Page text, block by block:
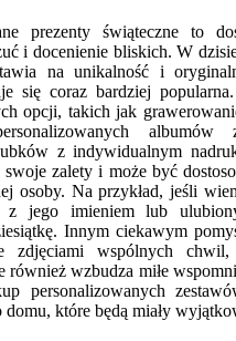
prezenty świąteczne to
i docenienie bliskich. W
na unikalność i
się coraz bardziej
opcji, takich jak
z indywidualnym
swoje zalety i może być
osoby. Na przykład, jeśli
z jego imieniem lub
Innym ciekawym
zdjęciami wspólnych
również wzbudza miłe
personalizowanych
domu, które będą miały